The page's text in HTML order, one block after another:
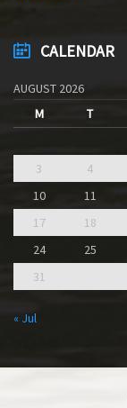
CALENDAR
AUGUST 2026
M
T
3
4
10
11
17
18
24
25
31
« Jul